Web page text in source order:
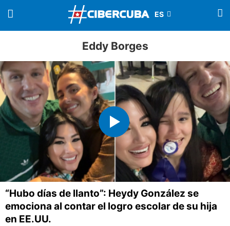
Eddy Borges
“Hubo días de llanto”: Heydy González se
emociona al contar el logro escolar de su hija
en EE.UU.